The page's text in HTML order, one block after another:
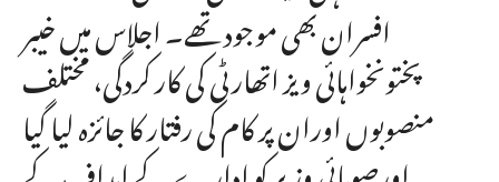
افسران بھی موجود تھے۔ اجلاس میں خیبر
پختونخواہائی ویز اتھارٹی کی کار کردگی، مختلف
منصوبوں اوران پر کام کی رفتار کا جائزہ لیا گیا